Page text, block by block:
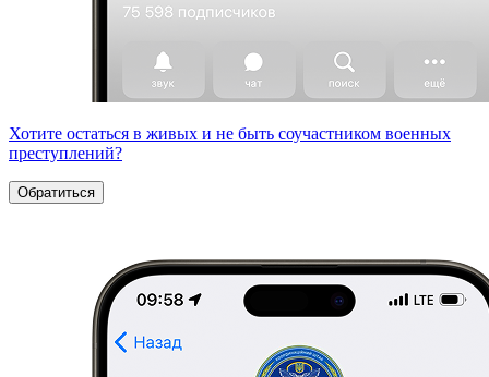
Хотите остаться в живых и не быть соучастником военных
преступлений?
Обратиться